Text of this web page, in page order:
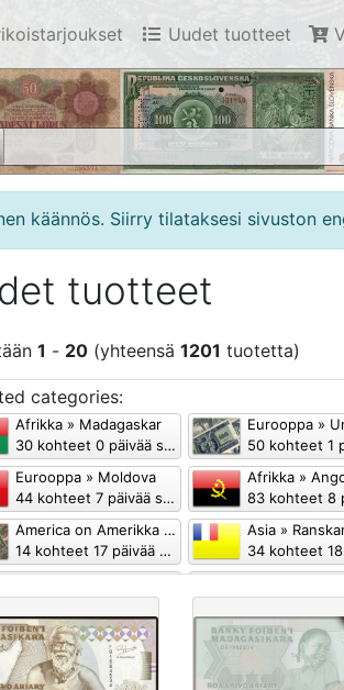
Uudet tuotteet
käännös. Siirry tilataksesi sivuston
tuotteet
1 - 20 (yhteensä 1201 tuotetta)
categories:
Afrikka » Madagaskar
30 kohteet 0 päivää sitten
Eurooppa » Unkari »
50 kohteet 1
Eurooppa » Moldova
44 kohteet 7 päivää sitten
Afrikka »
83 kohteet 8
America on Amerikka » Brasilia » Brasilia, Reis ( - 1941)
14 kohteet 17 päivää sitten
Asia » Ranskan
34 kohteet 18
44 kohteet 20 päivää sitten
99 kohteet 24
Asia » Nepal
55 kohteet 29 päivää sitten
Afrikka »
61 kohteet 32